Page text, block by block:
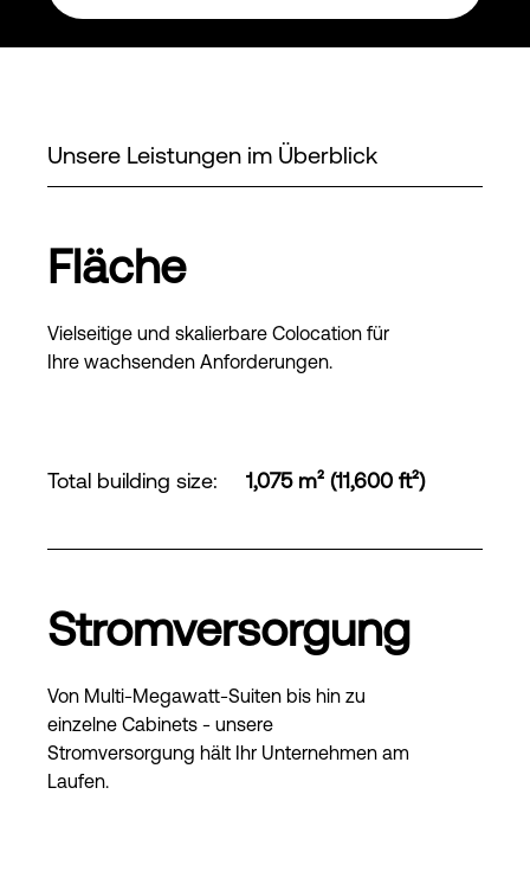
Unsere Leistungen im Überblick
Fläche
Vielseitige und skalierbare Colocation für
Ihre wachsenden Anforderungen.
Total building size: 1,075 m² (11,600 ft²)
Stromversorgung
Von Multi-Megawatt-Suiten bis hin zu
einzelne Cabinets - unsere
Stromversorgung hält Ihr Unternehmen am
Laufen.